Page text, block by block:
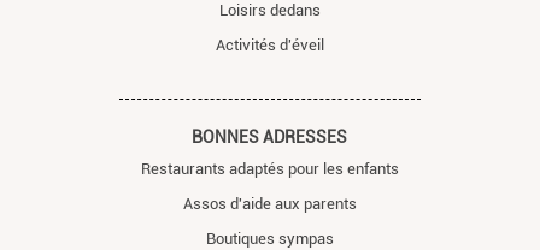
Loisirs dedans
Activités d'éveil
BONNES ADRESSES
Restaurants adaptés pour les enfants
Assos d'aide aux parents
Boutiques sympas